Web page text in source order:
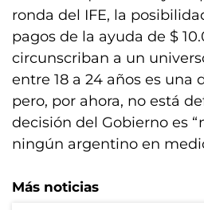
ronda del IFE, la
pagos de la ayuda de $
circunscriban a un
entre 18 a 24 años es una
pero, por ahora, no está
decisión del Gobierno es
ningún argentino en
Más noticias